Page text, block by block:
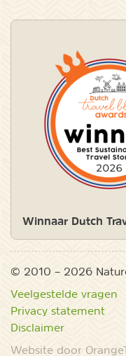
Winnaar Dutch
© 2010 – 2026
Veelgestelde vragen
Privacy statement
Disclaimer
Website door